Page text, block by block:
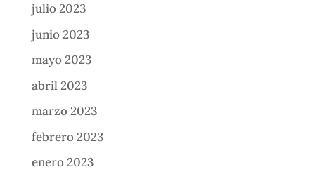
julio 2023
junio 2023
mayo 2023
abril 2023
marzo 2023
febrero 2023
enero 2023